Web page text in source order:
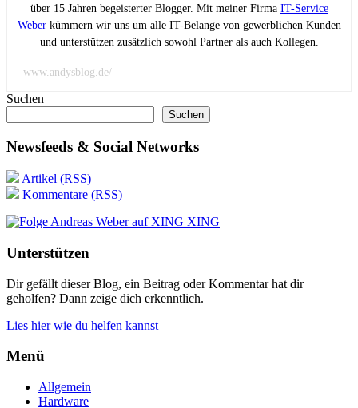
über 15 Jahren begeisterter Blogger. Mit meiner Firma IT-Service
Weberkümmern wir uns um alle IT-Belange von gewerblichen Kunden
und unterstützen zusätzlich sowohl Partner als auch Kollegen.
www.andysblog.de/
Suchen
Suchen
Newsfeeds & Social Networks
Artikel (RSS)
Kommentare (RSS)
XING
Unterstützen
Dir gefällt dieser Blog, ein Beitrag oder Kommentar hat dir
geholfen? Dann zeige dich erkenntlich.
Lies hier wie du helfen kannst
Menü
Allgemein
Hardware